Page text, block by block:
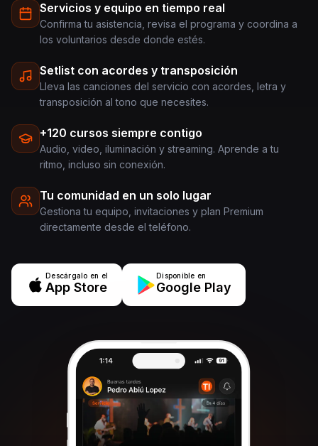
Servicios y equipo en tiempo real
Confirma tu asistencia, revisa el programa y coordina a
los voluntarios desde donde estés.
Setlist con acordes y transposición
Lleva las canciones del servicio con acordes, letra y
transposición al tono que necesites.
+120 cursos siempre contigo
Audio, video, iluminación y streaming. Aprende a tu
ritmo, incluso sin conexión.
Tu comunidad en un solo lugar
Gestiona tu equipo, invitaciones y plan Premium
directamente desde el teléfono.
Descárgalo en el
App Store
Disponible en
Google Play